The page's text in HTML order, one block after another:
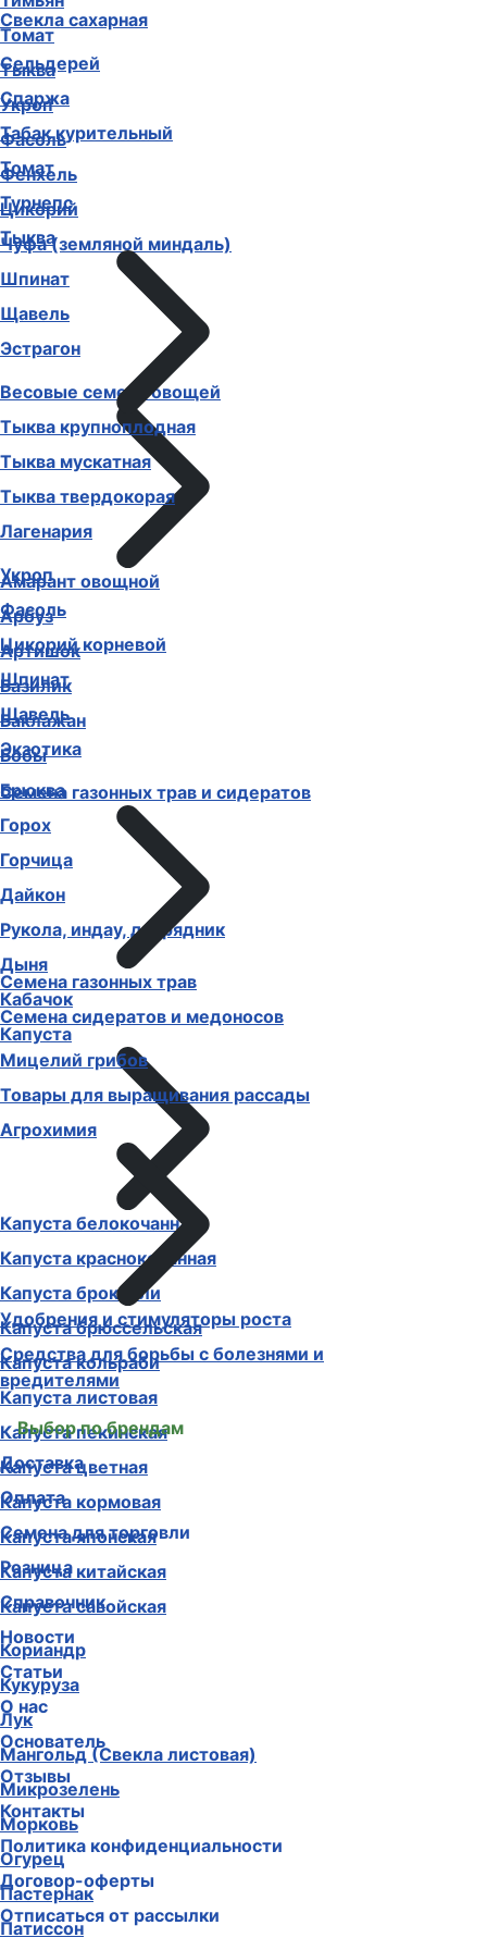
Томат
Тыква
Укроп
Фасоль
Фенхель
Цикорий
Чуфа (земляной миндаль)
Шпинат
Щавель
Эстрагон
Весовые семена овощей
Амарант овощной
Арбуз
Артишок
Базилик
Баклажан
Бобы
Брюква
Горох
Горчица
Дайкон
Рукола, индау, двурядник
Дыня
Кабачок
Капуста
Капуста белокочанная
Капуста краснокочанная
Капуста брокколи
Капуста брюссельская
Капуста кольраби
Капуста листовая
Капуста пекинская
Капуста цветная
Капуста кормовая
Капуста японская
Капуста китайская
Капуста савойская
Кориандр
Кукуруза
Лук
Мангольд (Свекла листовая)
Микрозелень
Морковь
Огурец
Пастернак
Патиссон
Свекла сахарная
Сельдерей
Спаржа
Табак курительный
Томат
Турнепс
Тыква
Тыква крупноплодная
Тыква мускатная
Тыква твердокорая
Лагенария
Укроп
Фасоль
Цикорий корневой
Шпинат
Щавель
Экзотика
Семена газонных трав и сидератов
Семена газонных трав
Семена сидератов и медоносов
Мицелий грибов
Товары для выращивания рассады
Агрохимия
Удобрения и стимуляторы роста
Средства для борьбы с болезнями и
вредителями
Выбор по брендам
Доставка
Оплата
Семена для торговли
Розница
Справочник
Новости
Статьи
О нас
Основатель
Отзывы
Контакты
Политика конфиденциальности
Договор-оферты
Отписаться от рассылки